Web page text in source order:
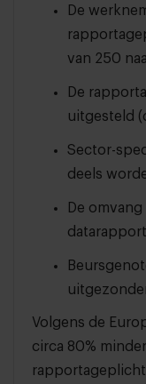
De
van 250
De
uitgesteld
Sector-
deels
De
Volgens de
circa 80%